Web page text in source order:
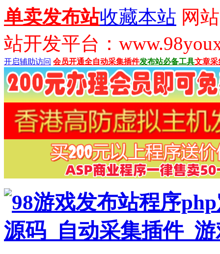
单卖发布站收藏本站 网
站开发平台：
开启辅助访问 会员开通全自动采集插件发布站必备工具文章采